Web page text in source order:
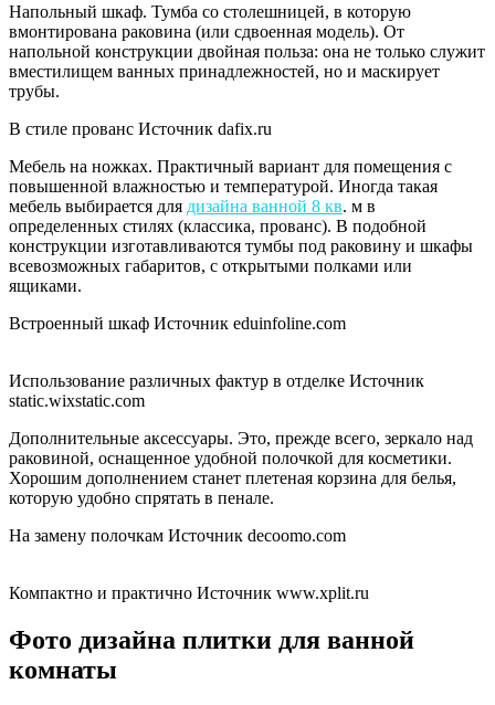
Напольный шкаф. Тумба со столешницей, в которую
вмонтирована раковина (или сдвоенная модель). От
напольной конструкции двойная польза: она не только служит
вместилищем ванных принадлежностей, но и маскирует
трубы.
В стиле прованс Источник dafix.ru
Мебель на ножках. Практичный вариант для помещения с
повышенной влажностью и температурой. Иногда такая
мебель выбирается для дизайна ванной 8 кв. м в
определенных стилях (классика, прованс). В подобной
конструкции изготавливаются тумбы под раковину и шкафы
всевозможных габаритов, с открытыми полками или
ящиками.
Встроенный шкаф Источник eduinfoline.com
Использование различных фактур в отделке Источник
static.wixstatic.com
Дополнительные аксессуары. Это, прежде всего, зеркало над
раковиной, оснащенное удобной полочкой для косметики.
Хорошим дополнением станет плетеная корзина для белья,
которую удобно спрятать в пенале.
На замену полочкам Источник decoomo.com
Компактно и практично Источник www.xplit.ru
Фото дизайна плитки для ванной
комнаты